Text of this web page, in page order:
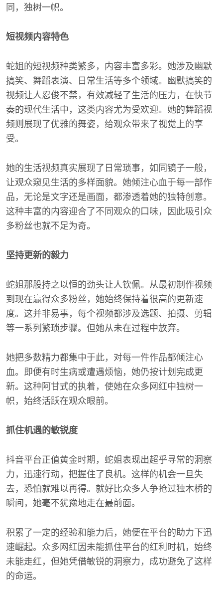
同，独树一帜。
短视频内容特色
蛇姐的短视频种类繁多，内容丰富多彩。她涉及幽默
搞笑、舞蹈表演、日常生活等多个领域。幽默搞笑的
视频让人忍俊不禁，有效减轻了生活的压力，在快节
奏的现代生活中，这类内容尤为受欢迎。她的舞蹈视
频则展现了优雅的舞姿，给观众带来了视觉上的享
受。
她的生活视频真实展现了日常琐事，如同镜子一般，
让观众窥见生活的多样面貌。她倾注心血于每一部作
品，无论是文字还是画面，都渗透着她的独特创意。
这种丰富的内容迎合了不同观众的口味，因此吸引众
多粉丝也就不足为奇。
坚持更新的毅力
蛇姐那股持之以恒的劲头让人钦佩。从最初制作视频
到现在赢得众多粉丝，她始终保持着很高的更新速
度。这并非易事，每个视频都涉及选题、拍摄、剪辑
等一系列繁琐步骤。但她从未在过程中放弃。
她把多数精力都集中于此，对每一件作品都倾注心
血。即便有时生病或遭遇烦恼，她仍按计划完成更
新。这种阿甘式的执着，使她在众多网红中独树一
帜，始终活跃在观众眼前。
抓住机遇的敏锐度
抖音平台正值黄金时期，蛇姐表现出超乎寻常的洞察
力，迅速行动，把握住了良机。这样的机会一旦失
去，恐怕就难以再得。就好比众多人争抢过独木桥的
瞬间，她毫不犹豫地走在最前面。
积累了一定的经验和能力后，她便在平台的助力下迅
速崛起。众多网红因未能抓住平台的红利时机，始终
未能走红，但她凭借敏锐的洞察力，成功避免了这样
的命运。